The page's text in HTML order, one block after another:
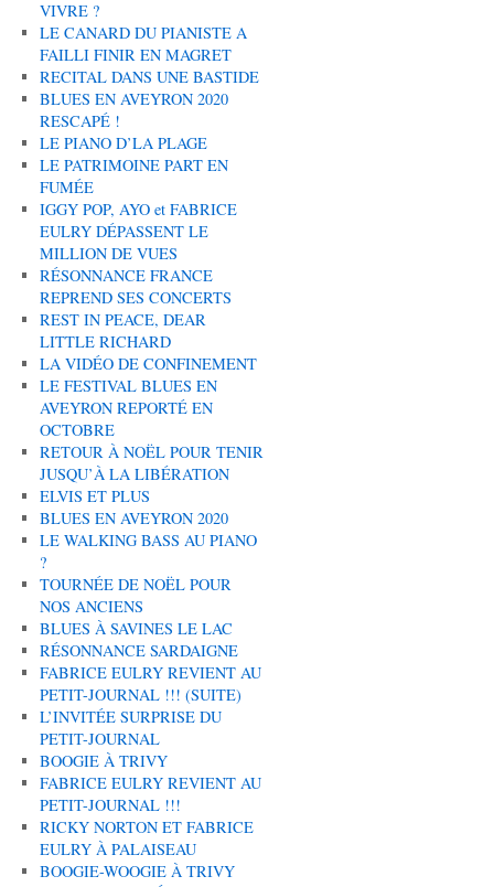
VIVRE ?
LE CANARD DU PIANISTE A
FAILLI FINIR EN MAGRET
RECITAL DANS UNE BASTIDE
BLUES EN AVEYRON 2020
RESCAPÉ !
LE PIANO D’LA PLAGE
LE PATRIMOINE PART EN
FUMÉE
IGGY POP, AYO et FABRICE
EULRY DÉPASSENT LE
MILLION DE VUES
RÉSONNANCE FRANCE
REPREND SES CONCERTS
REST IN PEACE, DEAR
LITTLE RICHARD
LA VIDÉO DE CONFINEMENT
LE FESTIVAL BLUES EN
AVEYRON REPORTÉ EN
OCTOBRE
RETOUR À NOËL POUR TENIR
JUSQU’À LA LIBÉRATION
ELVIS ET PLUS
BLUES EN AVEYRON 2020
LE WALKING BASS AU PIANO
?
TOURNÉE DE NOËL POUR
NOS ANCIENS
BLUES À SAVINES LE LAC
RÉSONNANCE SARDAIGNE
FABRICE EULRY REVIENT AU
PETIT-JOURNAL !!! (SUITE)
L’INVITÉE SURPRISE DU
PETIT-JOURNAL
BOOGIE À TRIVY
FABRICE EULRY REVIENT AU
PETIT-JOURNAL !!!
RICKY NORTON ET FABRICE
EULRY À PALAISEAU
BOOGIE-WOOGIE À TRIVY